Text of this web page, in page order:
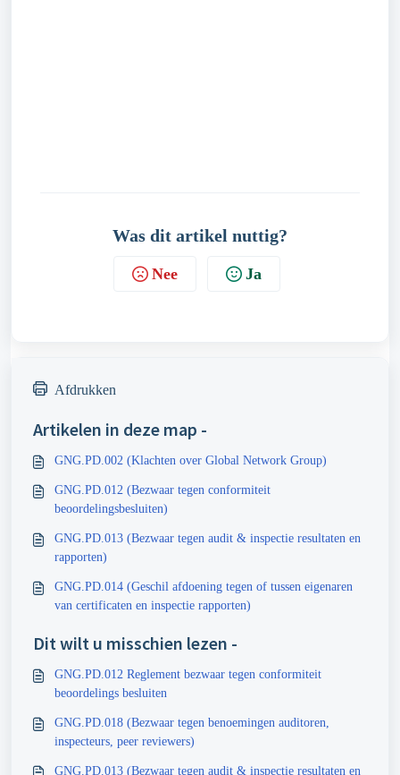
Was dit artikel nuttig?
Nee Ja
Afdrukken
Artikelen in deze map -
GNG.PD.002 (Klachten over Global Network Group)
GNG.PD.012 (Bezwaar tegen conformiteit
beoordelingsbesluiten)
GNG.PD.013 (Bezwaar tegen audit & inspectie resultaten en
rapporten)
GNG.PD.014 (Geschil afdoening tegen of tussen eigenaren
van certificaten en inspectie rapporten)
Dit wilt u misschien lezen -
GNG.PD.012 Reglement bezwaar tegen conformiteit
beoordelings besluiten
GNG.PD.018 (Bezwaar tegen benoemingen auditoren,
inspecteurs, peer reviewers)
GNG.PD.013 (Bezwaar tegen audit & inspectie resultaten en